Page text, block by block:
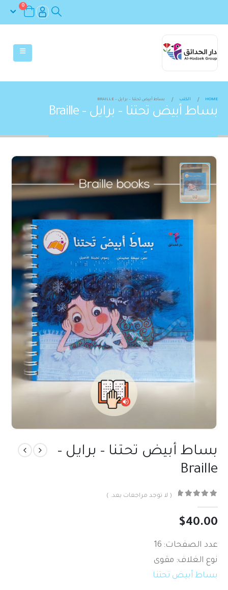
0
HOME الكتب بساط أبيض تحتنا – برايل – BRAILLE
بساط أبيض تحتنا – برايل – Braille
بساط أبيض تحتنا – برايل –
Braille
( لا توجد مراجعات بعد. )
$40.00
عدد الصفحات: 16
نوع الغلاف: مقوى
بساط أبيض تحتنا